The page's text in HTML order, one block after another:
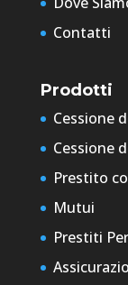
Contatti
Prodotti
Cessione
Cessione
Prestito
Mutui
Prestiti